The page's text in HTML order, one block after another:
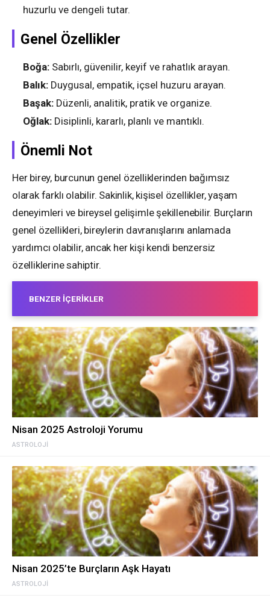
huzurlu ve dengeli tutar.
Genel Özellikler
Boğa: Sabırlı, güvenilir, keyif ve rahatlık arayan.
Balık: Duygusal, empatik, içsel huzuru arayan.
Başak: Düzenli, analitik, pratik ve organize.
Oğlak: Disiplinli, kararlı, planlı ve mantıklı.
Önemli Not
Her birey, burcunun genel özelliklerinden bağımsız
olarak farklı olabilir. Sakinlik, kişisel özellikler, yaşam
deneyimleri ve bireysel gelişimle şekillenebilir. Burçların
genel özellikleri, bireylerin davranışlarını anlamada
yardımcı olabilir, ancak her kişi kendi benzersiz
özelliklerine sahiptir.
BENZER İÇERIKLER
ASTROLOJI
Nisan 2025 Astroloji Yorumu
ASTROLOJI
Nisan 2025’te Burçların Aşk Hayatı